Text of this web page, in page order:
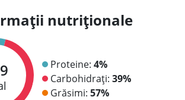
nutriționale
Proteine: 4%
Carbohidrați: 39%
Grăsimi: 57%